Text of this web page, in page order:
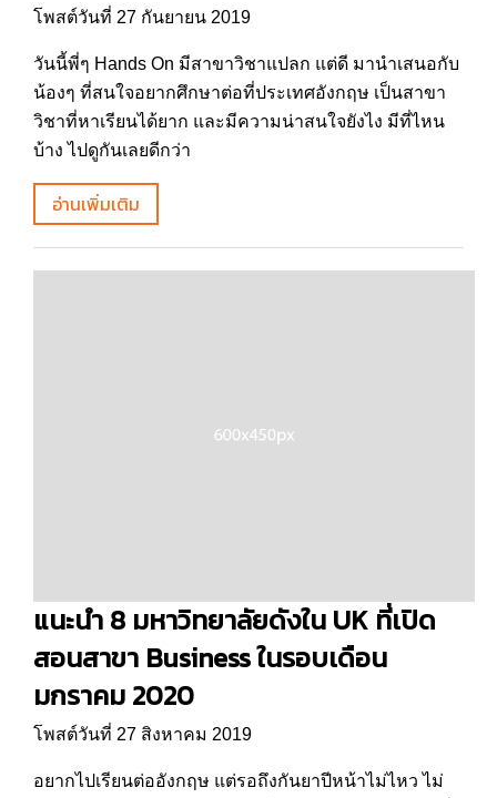
โพสต์วันที่ 27 กันยายน 2019
วันนี้พี่ๆ Hands On มีสาขาวิชาแปลก แต่ดี มานำเสนอกับ
น้องๆ ที่สนใจอยากศึกษาต่อที่ประเทศอังกฤษ เป็นสาขา
วิชาที่หาเรียนได้ยาก และมีความน่าสนใจยังไง มีที่ไหน
บ้าง ไปดูกันเลยดีกว่า
อ่านเพิ่มเติม
แนะนำ 8 มหาวิทยาลัยดังใน UK ที่เปิด
สอนสาขา Business ในรอบเดือน
มกราคม 2020
โพสต์วันที่ 27 สิงหาคม 2019
อยากไปเรียนต่ออังกฤษ แต่รอถึงกันยาปีหน้าไม่ไหว ไม่